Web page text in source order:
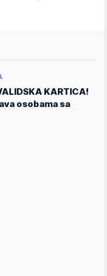
KARTICA!
osobama sa